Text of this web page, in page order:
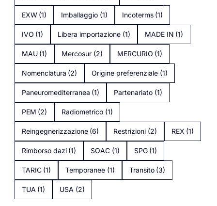
EXW (1) Imballaggio (1) Incoterms (1)
IVO (1) Libera importazione (1) MADE IN (1)
MAU (1) Mercosur (2) MERCURIO (1)
Nomenclatura (2) Origine preferenziale (1)
Paneuromediterranea (1) Partenariato (1)
PEM (2) Radiometrico (1)
Reingegnerizzazione (6) Restrizioni (2) REX (1)
Rimborso dazi (1) SOAC (1) SPG (1)
TARIC (1) Temporanee (1) Transito (3)
TUA (1) USA (2)